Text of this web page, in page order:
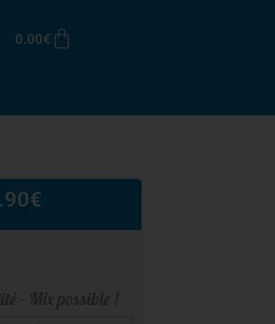
0.00€
€